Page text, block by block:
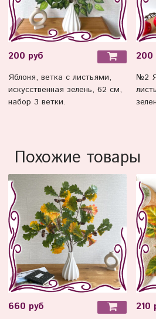
200 руб
Яблоня, ветка с листьями,
искусственная зелень, 62 см,
набор 3 ветки.
200
№2
Похожие товары
660 руб 210